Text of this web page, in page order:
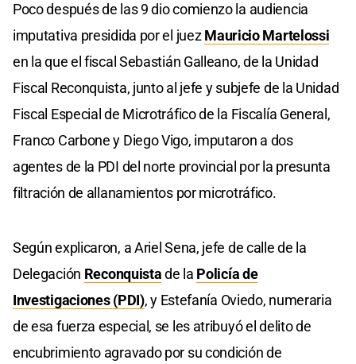
Poco después de las 9 dio comienzo la audiencia
imputativa presidida por el juezMauricio Martelossi
en la que el fiscal Sebastián Galleano, de la Unidad
Fiscal Reconquista, junto al jefe y subjefe de la Unidad
Fiscal Especial de Microtráfico de la Fiscalía General,
Franco Carbone y Diego Vigo, imputaron a dos
agentes de la PDI del norte provincial por la presunta
filtración de allanamientos por microtráfico.
Según explicaron, a Ariel Sena, jefe de calle de la
Delegación Reconquistade la Policía de
Investigaciones (PDI), y Estefanía Oviedo, numeraria
de esa fuerza especial, se les atribuyó el delito de
encubrimiento agravado por su condición de